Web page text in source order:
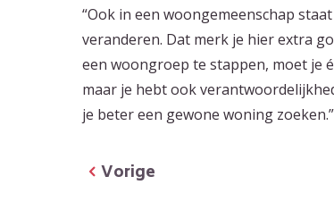
“Ook in een woongemeenschap
veranderen. Dat merk je hier extra
een woongroep te stappen, moet je
maar je hebt ook
je beter een gewone woning zoeken.”
Vorige